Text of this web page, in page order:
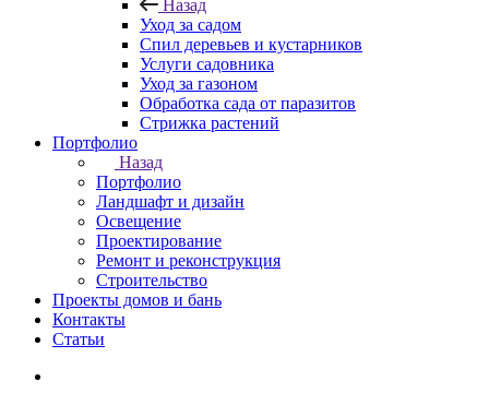
Назад
Уход за садом
Спил деревьев и кустарников
Услуги садовника
Уход за газоном
Обработка сада от паразитов
Стрижка растений
Портфолио
Назад
Портфолио
Ландшафт и дизайн
Освещение
Проектирование
Ремонт и реконструкция
Строительство
Проекты домов и бань
Контакты
Статьи